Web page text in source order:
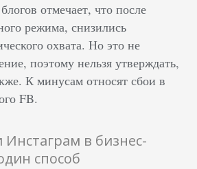
отмечает, что после
режима, снизились
охвата. Но это не
поэтому нельзя утверждать,
К минусам относят сбои в
FB.
Инстаграм в бизнес-
способ